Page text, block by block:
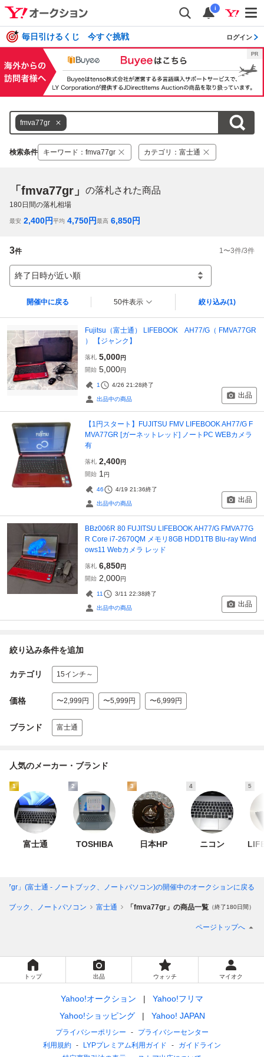
i
毎日引けるくじ 今すぐ挑戦 ログイン
fmva77gr
検索条件 キーワード ： fmva77gr カテゴリ ： 富士通
「fmva77gr」 の落札された商品
180日間の落札相場
最安 2,400円平均 4,750円最高 6,850円
3件 1 〜3件/3件
終了日時が近い順
開催中に戻る 50件表示 絞り込み(1)
Fujitsu（富士通） LIFEBOOK AH77/G（ FMVA77GR
） 【ジャンク】
落札 5,000円
開始 5,000円
1 4/26 21:28終了
出品中の商品 出品
【1円スタート】FUJITSU FMV LIFEBOOK AH77/G F
MVA77GR [ガーネットレッド] ノートPC WEBカメラ
有
落札 2,400円
開始 1 円
46 4/19 21:36終了
出品中の商品 出品
BBz006R 80 FUJITSU LIFEBOOK AH77/G FMVA77G
R Core i7-2670QM メモリ8GB HDD1TB Blu-ray Wind
ows11 Webカメラ レッド
落札 6,850円
開始 2,000円
11 3/11 22:38終了
出品中の商品 出品
絞り込み条件を追加
カテゴリ 15インチ～
価格 〜2,999円 〜5,999円 〜6,999円
ブランド 富士通
人気のメーカー・ブランド
1
富士通
2
TOSHIBA
3
日本HP
4
ニコン
5
」(富士通 - ノートブック、ノートパソコン)の開催中のオークションに戻る
トブック、ノートパソコン 富士通 「fmva77gr」の商品一覧 （終了180日間）
ページトップへ
トップ 出品 ウォッチ マイオク
Yahoo!オークション
Yahoo!フリマ
Yahoo!ショッピング
Yahoo! JAPAN
プライバシーポリシー
プライバシーセンター
利用規約
LYPプレミアム利用ガイド
ガイドライン